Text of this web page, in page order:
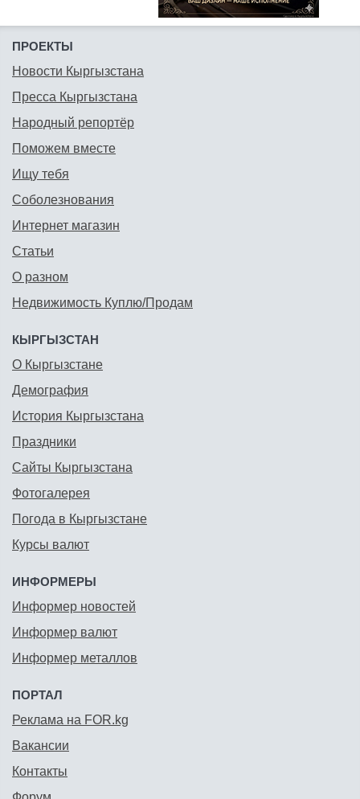
ПРОЕКТЫ
Новости Кыргызстана
Пресса Кыргызстана
Народный репортёр
Поможем вместе
Ищу тебя
Соболезнования
Интернет магазин
Статьи
О разном
Недвижимость Куплю/Продам
КЫРГЫЗСТАН
О Кыргызстане
Демография
История Кыргызстана
Праздники
Сайты Кыргызстана
Фотогалерея
Погода в Кыргызстане
Курсы валют
ИНФОРМЕРЫ
Информер новостей
Информер валют
Информер металлов
ПОРТАЛ
Реклама на FOR.kg
Вакансии
Контакты